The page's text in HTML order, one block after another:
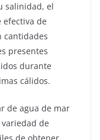
salinidad, el
de
cantidades
presentes
durante
cálidos.
de agua de mar
de